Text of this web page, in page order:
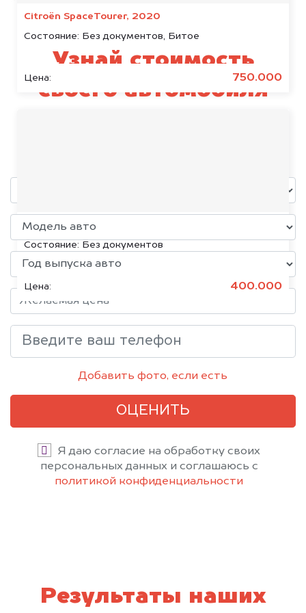
Citroën SpaceTourer, 2020
Состояние: Без документов, Битое
Цена: 750.000
Volkswagen Jetta, 2015
Состояние: Без документов
Цена: 400.000
Узнай стоимость
своего автомобиля
Добавить фото, если есть
ОЦЕНИТЬ
Я даю согласие на обработку своих
персональных данных и соглашаюсь с
политикой конфиденциальности
Результаты наших